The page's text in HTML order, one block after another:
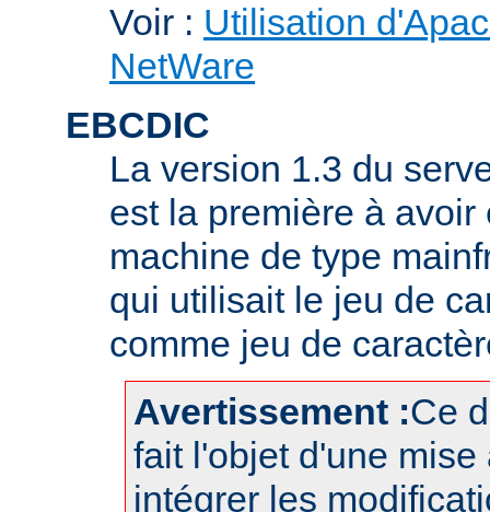
Voir : Utilisation
NetWare
EBCDIC
La version 1.3 du
est la première à
machine de type
qui utilisait le jeu de
comme jeu de
Avertissement :Ce
fait l'objet d'une mise
intégrer les